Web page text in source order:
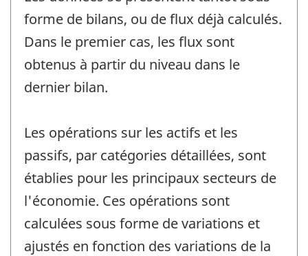
forme de bilans, ou de flux déjà calculés.
Dans le premier cas, les flux sont
obtenus à partir du niveau dans le
dernier bilan.
Les opérations sur les actifs et les
passifs, par catégories détaillées, sont
établies pour les principaux secteurs de
l'économie. Ces opérations sont
calculées sous forme de variations et
ajustés en fonction des variations de la